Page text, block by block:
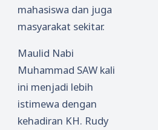
mahasiswa dan juga
masyarakat sekitar.
Maulid Nabi
Muhammad SAW kali
ini menjadi lebih
istimewa dengan
kehadiran KH. Rudy